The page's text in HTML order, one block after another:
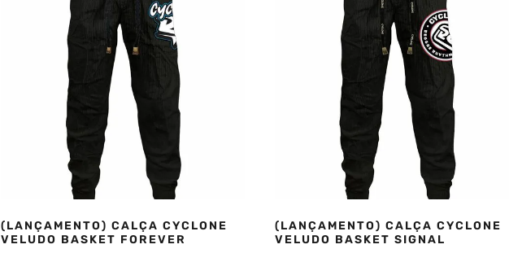
(LANÇAMENTO) CALÇA CYCLONE
VELUDO BASKET FOREVER
(LANÇAMENTO) CALÇA CYCLONE
VELUDO BASKET SIGNAL